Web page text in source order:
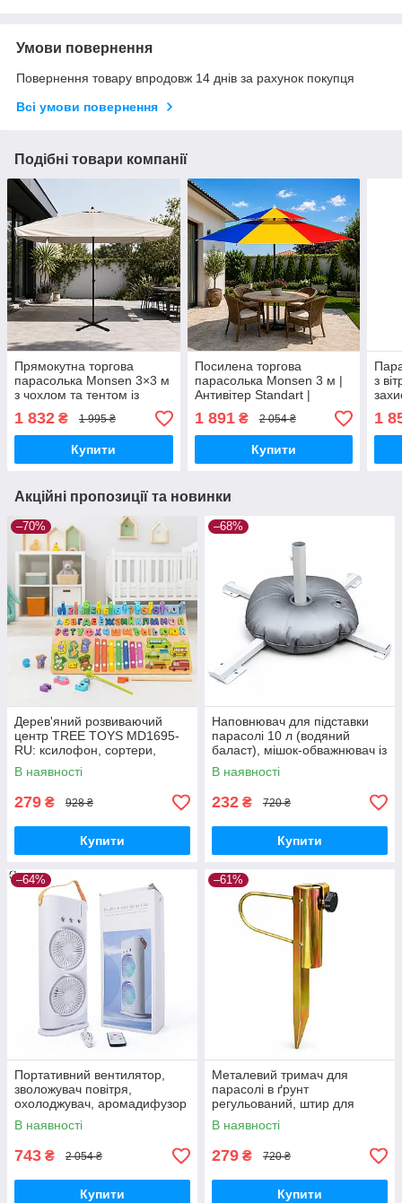
Умови повернення
Повернення товару впродовж 14 днів за рахунок покупця
Всі умови повернення
Подібні товари компанії
Прямокутна торгова
парасолька Monsen 3×3 м
з чохлом та тентом із
срібним напиленням, УФ-
захист
1 832 ₴ 1 995 ₴
Купити
Посилена торгова
парасолька Monsen 3 м |
Антивітер Standart |
Поліуретанові спиці Чохол
у комплекті
1 891₴ 2 054 ₴
Купити
з
1
Акційні пропозиції та новинки
–70%
Дерев'яний розвиваючий
центр TREE TOYS MD1695-
RU: ксилофон, сортери,
рибальство, 10 рибок
В наявності
279 ₴ 928 ₴
Купити
–68%
Наповнювач для підставки
парасолі 10 л (водяний
баласт), мішок-обважнювач із
клапаном
В наявності
232 ₴ 720 ₴
Купити
–64%
Портативний вентилятор,
зволожувач повітря,
охолоджувач, аромадифузор
FH-666
В наявності
743 ₴ 2 054 ₴
Купити
–61%
Металевий тримач для
парасолі в ґрунт
регульований, штир для
садової парасолі з
фіксатором
В наявності
279 ₴ 720 ₴
Купити